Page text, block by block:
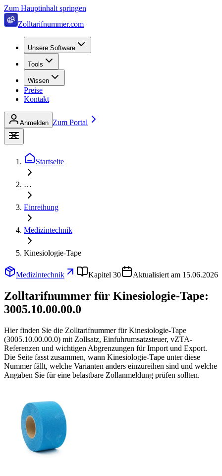
Zum Hauptinhalt springen
Zolltarifnummer.com
Unsere Software
Tools
Wissen
Preise
Kontakt
Anmelden Zum Portal
Startseite
…
Einreihung
Medizintechnik
Kinesiologie-Tape
Medizintechnik Kapitel 30 Aktualisiert am 15.06.2026
Zolltarifnummer für Kinesiologie-Tape:
3005.10.00.00.0
Hier finden Sie die Zolltarifnummer für Kinesiologie-Tape
(3005.10.00.00.0) mit Zollsatz, Einfuhrumsatzsteuer, vZTA-
Referenzen und wichtigen Abgrenzungen für Import und Export.
Die Seite fasst zusammen, wann Kinesiologie-Tape unter diese
Nummer fällt, welche Varianten anders einzureihen sind und welche
Angaben Sie für eine belastbare Zollanmeldung prüfen sollten.